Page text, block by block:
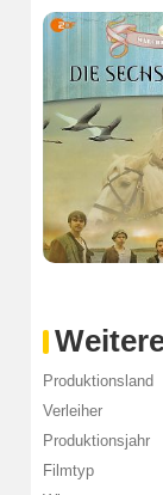
Produktionsland
Verleiher
Produktionsjahr
Filmtyp